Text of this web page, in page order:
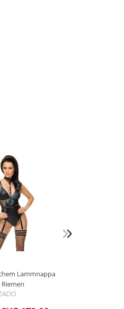
Lammnappa